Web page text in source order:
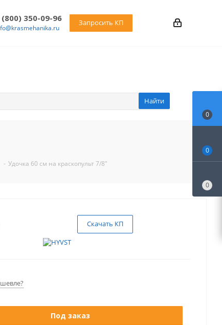
(800) 350-09-96 Запросить КП
Найти
- Удочка 60 см на краскопульт 7/8"
Скачать КП
Под заказ
0
0
0